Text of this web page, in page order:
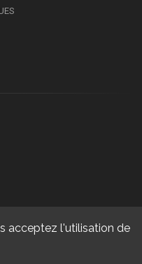
acceptez l'utilisation de